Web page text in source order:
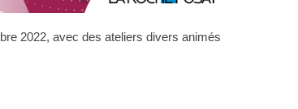
2022, avec des ateliers divers animés